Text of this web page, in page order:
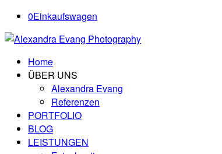
0Einkaufswagen
Home
ÜBER UNS
Alexandra Evang
Referenzen
PORTFOLIO
BLOG
LEISTUNGEN